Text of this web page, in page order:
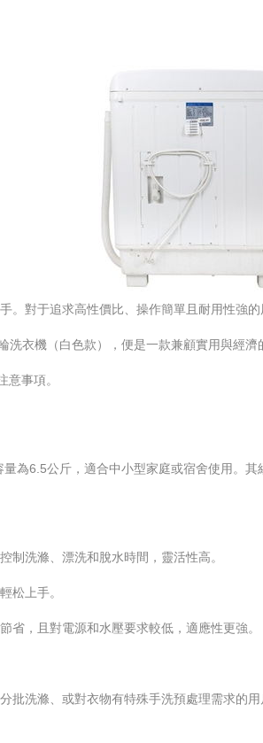
。對于追求高性價比、操作簡單且耐用性強
衣機（白色款），便是一款兼顧實用與經
意事項。
為6.5公斤，適合中小型家庭或宿舍使用。
制洗滌、漂洗和脫水時間，靈活性高。
松上手。
省，且對電源和水壓要求較低，適應性更強。
洗滌、或對衣物有特殊手洗預處理需求的